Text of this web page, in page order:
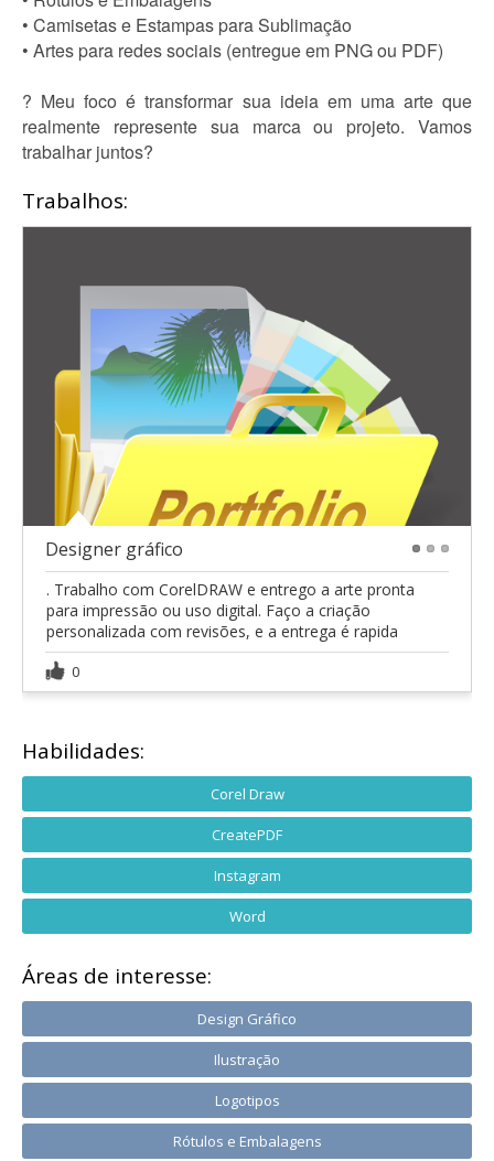
• Camisetas e Estampas para Sublimação
• Artes para redes sociais (entregue em PNG ou PDF)
? Meu foco é transformar sua ideia em uma arte que
realmente represente sua marca ou projeto. Vamos
trabalhar juntos?
Trabalhos:
Designer gráfico
. Trabalho com CorelDRAW e entrego a arte pronta
para impressão ou uso digital. Faço a criação
personalizada com revisões, e a entrega é rapida
0
Habilidades:
Corel Draw
CreatePDF
Instagram
Word
Áreas de interesse:
Design Gráfico
Ilustração
Logotipos
Rótulos e Embalagens